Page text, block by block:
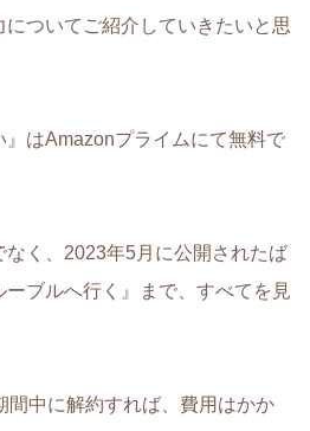
ついてご紹介していきたいと思
はAmazonプライムにて無料で
なく、2023年5月に公開されたば
ブルへ行く』まで、すべてを見
間中に解約すれば、費用はかか